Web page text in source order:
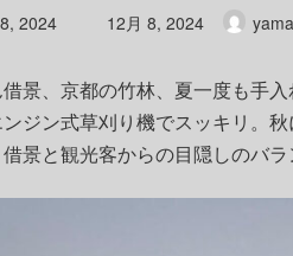
2024
最
新
日
時
:
12月 8, 2024
景、京都の竹林、夏一度も手
ジン式草刈り機でスッキリ。
景と観光客からの目隠しのバラ